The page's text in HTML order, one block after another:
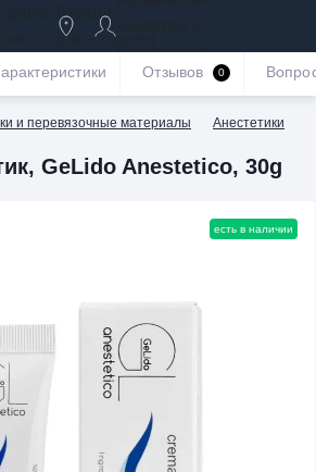
безупречное
обслуживание
и перевязочные материалы Анестетики
GeLido Anestetico, 30g
Отзывов 0
есть в наличии